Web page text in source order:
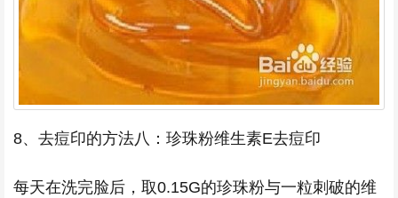
8、去痘印的方法八：珍珠粉维生素E去痘印
每天在洗完脸后，取0.15G的珍珠粉与一粒刺破的维